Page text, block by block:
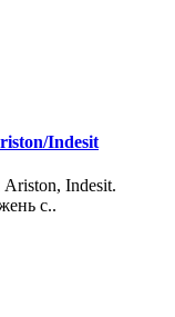
Indesit
Indesit.
с..